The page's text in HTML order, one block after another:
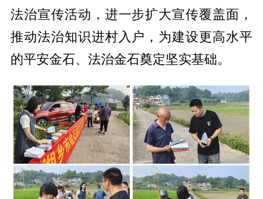
法治宣传活动，进一步扩大宣传覆盖面，
推动法治知识进村入户，为建设更高水平
的平安金石、法治金石奠定坚实基础。